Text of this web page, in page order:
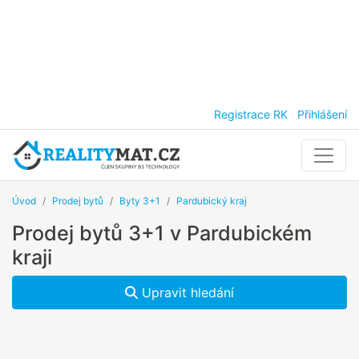
Registrace RK Přihlášení
Úvod Prodej bytů Byty 3+1 Pardubický kraj
Prodej bytů 3+1 v Pardubickém
kraji
Upravit hledání